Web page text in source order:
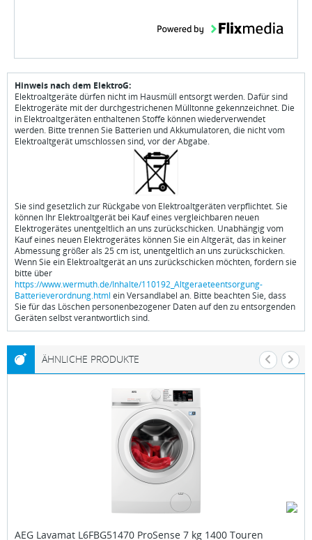
Hinweis nach dem ElektroG:
Elektroaltgeräte dürfen nicht im Hausmüll entsorgt werden. Dafür sind
Elektrogeräte mit der durchgestrichenen Mülltonne gekennzeichnet. Die
in Elektroaltgeräten enthaltenen Stoffe können wiederverwendet
werden. Bitte trennen Sie Batterien und Akkumulatoren, die nicht vom
Elektroaltgerät umschlossen sind, vor der Abgabe.
Sie sind gesetzlich zur Rückgabe von Elektroaltgeräten verpflichtet. Sie
können Ihr Elektroaltgerät bei Kauf eines vergleichbaren neuen
Elektrogerätes unentgeltlich an uns zurückschicken. Unabhängig vom
Kauf eines neuen Elektrogerätes können Sie ein Altgerät, das in keiner
Abmessung größer als 25 cm ist, unentgeltlich an uns zurückschicken.
Wenn Sie ein Elektroaltgerät an uns zurückschicken möchten, fordern sie
bitte über
https://www.wermuth.de/Inhalte/110192_Altgeraeteentsorgung-
Batterieverordnung.html ein Versandlabel an. Bitte beachten Sie, dass
Sie für das Löschen personenbezogener Daten auf den zu entsorgenden
Geräten selbst verantwortlich sind.
ÄHNLICHE PRODUKTE
AEG Lavamat L6FBG51470 ProSense 7 kg 1400 Touren